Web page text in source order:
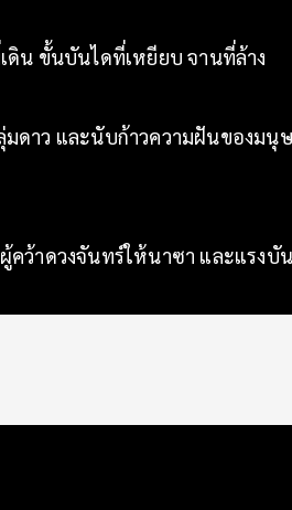
ดิน ขั้นบันไดที่เหยียบ จานที่ล้าง
ดาว และนับก้าวความฝันของมนุ
าดวงจันทร์ให้นาซา และแรงบั